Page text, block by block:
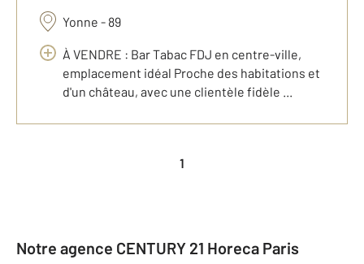
Yonne - 89
À VENDRE : Bar Tabac FDJ en centre-ville,
emplacement idéal Proche des habitations et
d'un château, avec une clientèle fidèle ...
1
Notre agence CENTURY 21 Horeca Paris